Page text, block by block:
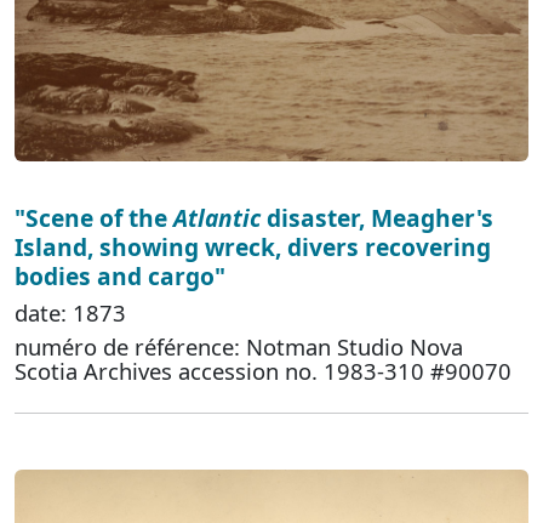
"Scene of theAtlanticdisaster, Meagher's
Island, showing wreck, divers recovering
bodies and cargo"
date: 1873
numéro de référence: Notman Studio Nova
Scotia Archives accession no. 1983-310 #90070